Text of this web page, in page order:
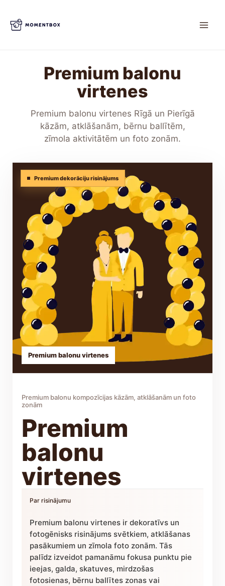
Premium balonu
virtenes
Premium balonu virtenes Rīgā un Pierīgā
kāzām, atklāšanām, bērnu ballītēm,
zīmola aktivitātēm un foto zonām.
Premium dekorāciju risinājums
Premium balonu virtenes
Premium balonu kompozīcijas kāzām, atklāšanām un foto
zonām
Premium
balonu
virtenes
Par risinājumu
Premium balonu virtenes ir dekoratīvs un
fotogēnisks risinājums svētkiem, atklāšanas
pasākumiem un zīmola foto zonām. Tās
palīdz izveidot pamanāmu fokusa punktu pie
ieejas, galda, skatuves, mirdzošas
fotosienas, bērnu ballītes zonas vai